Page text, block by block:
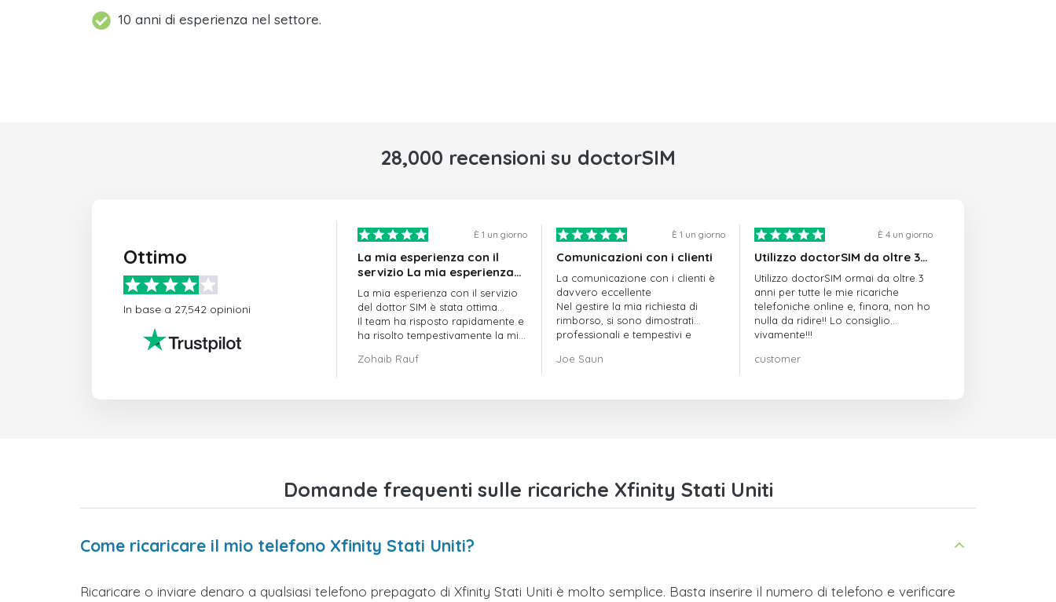
10 anni di esperienza nel settore.
28,000 recensioni su doctorSIM
Ottimo
In base a 27,542 opinioni
È 1 un giorno
La mia esperienza con il
servizio La mia esperienza
con il servizio offerto da
doctorSIM è stata ottima.
La mia esperienza con il servizio
del dottor SIM è stata ottima...
Il team ha risposto rapidamente e
ha risolto tempestivamente la mia
Nel complesso, sono davvero
Zohaib Rauf
È 1 un giorno
Comunicazioni con i clienti
La comunicazione con i clienti è
davvero eccellente
Nel gestire la mia richiesta di
rimborso, si sono dimostrati
professionali e tempestivi e
Joe Saun
È 4 un giorno
Utilizzo doctorSIM da oltre 3…
Utilizzo doctorSIM ormai da oltre 3
anni per tutte le mie ricariche
telefoniche online e, finora, non ho
nulla da ridire!! Lo consiglio
vivamente!!!
customer
Domande frequenti sulle ricariche Xfinity Stati Uniti
Come ricaricare il mio telefono Xfinity Stati Uniti?
Ricaricare o inviare denaro a qualsiasi telefono prepagato di Xfinity Stati Uniti è molto semplice. Basta inserire il numero di telefono e verificare